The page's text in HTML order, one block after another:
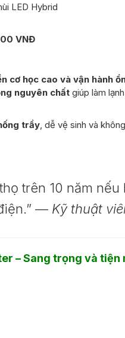
LED Hybrid
VNĐ
cơ học cao và vận hành
nguyên chất giúp làm
trầy , dễ vệ sinh và
trên 10 năm
— Kỹ thuật
– Sang trọng và tiện